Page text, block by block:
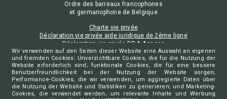
Ordre des barreaux francophones
et germanophone de Belgique
Charte vie privée
Déclaration vie privée aide juridique de 2ème ligne
Déclaration vie privée DP-A Access
Déclaration vie privée DP-A Sign
Préférences de cookies
Wir verwenden auf den Seiten dieser Website eine Auswahl an eigenen
und fremden Cookies: Unverzichtbare Cookies, die für die Nutzung der
Website erforderlich sind; funktionale Cookies, die für eine bessere
Benutzerfreundlichkeit bei der Nutzung der Website sorgen;
Performance-Cookies, die wir verwenden, um aggregierte Daten über
die Nutzung der Website und Statistiken zu generieren; und Marketing-
Cookies, die verwendet werden, um relevante Inhalte und Werbung